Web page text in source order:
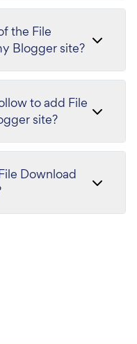
the File
Blogger site?
to add File
site?
Download